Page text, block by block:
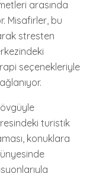
arasında
Misafirler, bu
stresten
seçenekleriyle
turistik
konuklara